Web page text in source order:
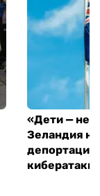
«Дети — не
Зеландия
депортацию
кибератаки